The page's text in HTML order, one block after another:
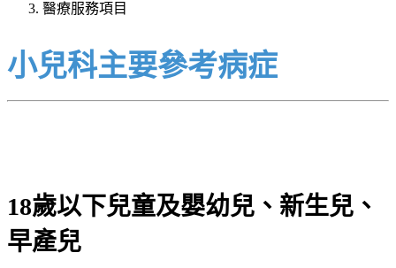
醫療服務項目
小兒科主要參考病症
18歲以下兒童及嬰幼兒、新生兒、
早產兒